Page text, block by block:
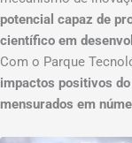
potencial capaz de
científico em
Com o Parque
impactos positivos
mensurados em